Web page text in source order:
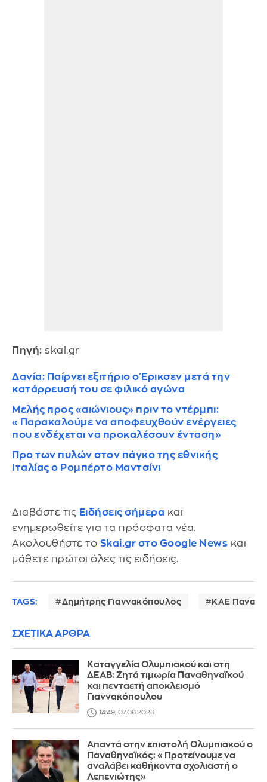
Πηγή: skai.gr
Δανία: Παίρνει εξιτήριο ο Έρικσεν μετά την
κατάρρευσή του σε φιλικό αγώνα
Μελής προς «αιώνιους» πριν το ντέρμπι:
«Παρακαλούμε να αποφευχθούν ενέργειες
που ενδέχεται να προκαλέσουν ένταση»
Προ των πυλών στον πάγκο της εθνικής
Ιταλίας ο Ρομπέρτο Μαντσίνι
Διαβάστε τις Ειδήσεις σήμερα και
ενημερωθείτε για τα πρόσφατα νέα.
Ακολουθήστε το Skai.gr στο Google News και
μάθετε πρώτοι όλες τις ειδήσεις.
TAGS: Δημήτρης Γιαννακόπουλος ΚΑΕ
ΣΧΕΤΙΚΑ ΑΡΘΡΑ
Καταγγελία Ολυμπιακού και στη
ΔΕΑΒ: Ζητά τιμωρία Παναθηναϊκού
και πενταετή αποκλεισμό
Γιαννακόπουλου
14:49, 07.06.2026
Απαντά στην επιστολή Ολυμπιακού ο
Παναθηναϊκός: «Προτείνουμε να
αναλάβει καθήκοντα σχολιαστή ο
Λεπενιώτης»